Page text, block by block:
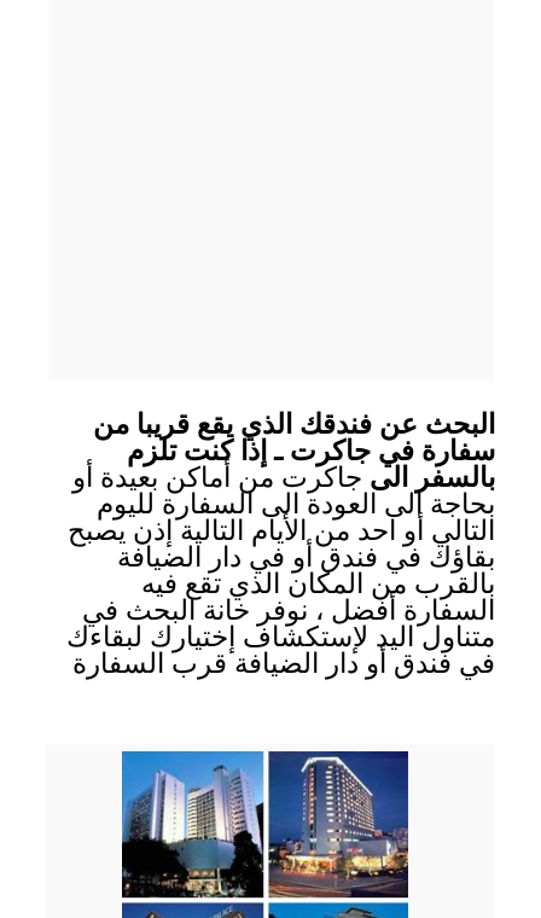
البحث عن فندقك الذي يقع قريبا من
سفارة في جاكرت ـ إذا كنت تلزم
بالسفر الى جاكرت من أماكن بعيدة أو
بحاجة الى العودة الى السفارة لليوم
التالي أو احد من الأيام التالية إذن يصبح
بقاؤك في فندق أو في دار الضيافة
بالقرب من المكان الذي تقع فيه
السفارة أفضل ، نوفر خانة البحث في
متناول اليد لإستكشاف إختيارك لبقاءك
في فندق أو دار الضيافة قرب السفارة